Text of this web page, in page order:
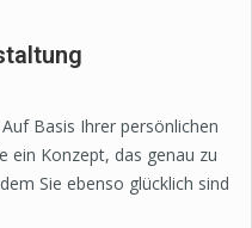
Basis Ihrer persönlichen
ein Konzept, das genau zu
Sie ebenso glücklich sind